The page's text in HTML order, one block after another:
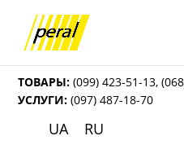
ТОВАРЫ: (099) 423-51-13,
УСЛУГИ: (097) 487-18-70
UA RU